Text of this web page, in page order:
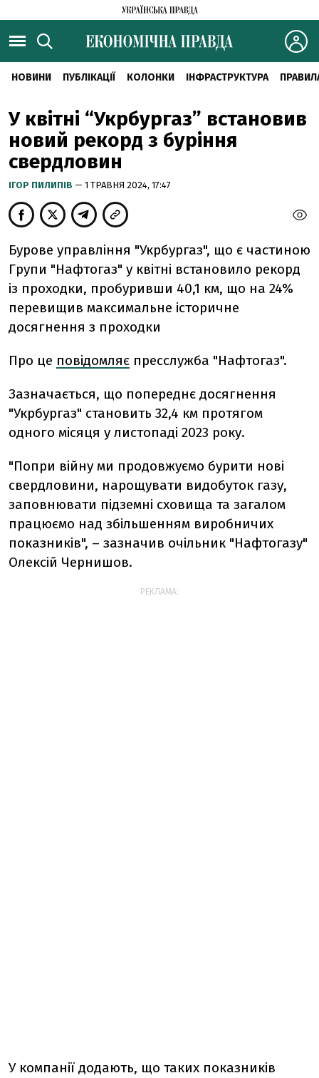
НОВИНИ ПУБЛІКАЦІЇ КОЛОНКИ ІНФРАСТРУКТУРА
У квітні “Укрбургаз” встановив
новий рекорд з буріння
свердловин
ІГОР ПИЛИПІВ — 1 ТРАВНЯ 2024, 17:47
Бурове управління "Укрбургаз", що є частиною
Групи "Нафтогаз" у квітні встановило рекорд
із проходки, пробуривши 40,1 км, що на 24%
перевищив максимальне історичне
досягнення з проходки
Про це повідомляє пресслужба "Нафтогаз".
Зазначається, що попереднє досягнення
"Укрбургаз" становить 32,4 км протягом
одного місяця у листопаді 2023 року.
"Попри війну ми продовжуємо бурити нові
свердловини, нарощувати видобуток газу,
заповнювати підземні сховища та загалом
працюємо над збільшенням виробничих
показників", – зазначив очільник "Нафтогазу"
Олексій Чернишов.
РЕКЛАМА:
У компанії додають, що таких показників